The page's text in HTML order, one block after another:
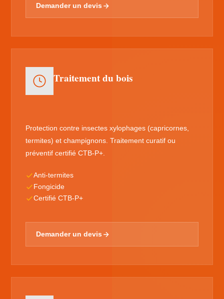
Demander un devis
Traitement du bois
Protection contre insectes xylophages (capricornes,
termites) et champignons. Traitement curatif ou
préventif certifié CTB-P+.
Anti-termites
Fongicide
Certifié CTB-P+
Demander un devis